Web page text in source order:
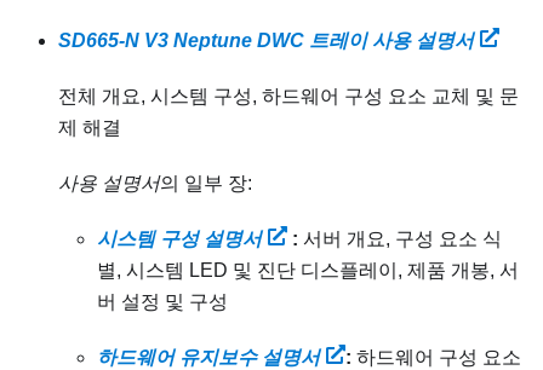
SD665-N V3 Neptune DWC 트레이 사용 설명서
전체 개요, 시스템 구성, 하드웨어 구성 요소 교체 및 문
제 해결
사용 설명서의 일부 장:
시스템 구성 설명서 : 서버 개요, 구성 요소 식
별, 시스템 LED 및 진단 디스플레이, 제품 개봉, 서
버 설정 및 구성
하드웨어 유지보수 설명서 : 하드웨어 구성 요소